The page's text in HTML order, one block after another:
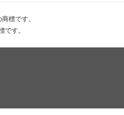
標です。
です。